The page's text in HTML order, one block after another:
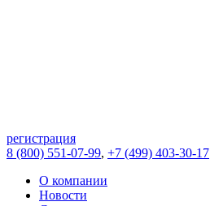
регистрация
8 (800) 551-07-99, +7 (499) 403-30-17
О компании
Новости